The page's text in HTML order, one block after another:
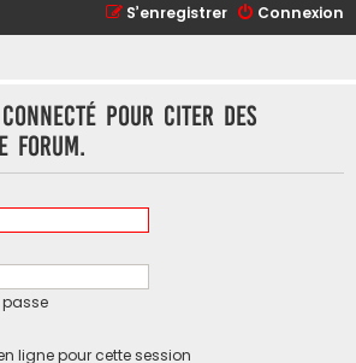
Connexion
S’enregistrer
pour citer des
forum.
passe
ligne pour cette session